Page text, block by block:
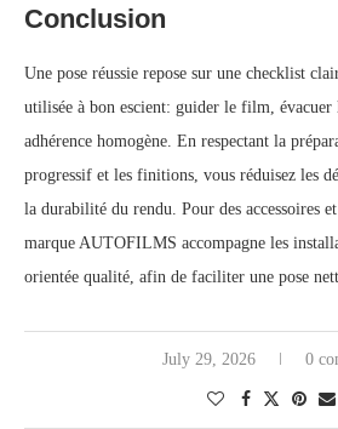
Conclusion
Une pose réussie repose sur une checklist
utilisée à bon escient: guider le film, évacuer
adhérence homogène. En respectant la
progressif et les finitions, vous réduisez les
la durabilité du rendu. Pour des accessoires
marque AUTOFILMS accompagne les
orientée qualité, afin de faciliter une pose
July 29, 2026 0